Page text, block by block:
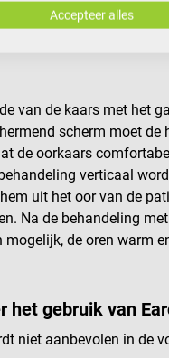
paar seconden
uit de onderste
van de kaars met het
scherm moet de
de oorkaars
verticaal
uit het oor van de
Na de behandeling
de oren warm
het gebruik van
niet aanbevolen in de
Accepteer alles